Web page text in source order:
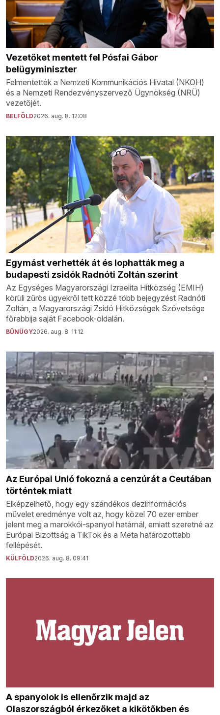
Vezetőket mentett fel Pósfai Gábor
belügyminiszter
Felmentették a Nemzeti Kommunikációs Hivatal (NKOH)
és a Nemzeti Rendezvényszervező Ügynökség (NRÜ)
vezetőjét.
BELFÖLD2026. aug. 8. 12:08
Egymást verhették át és lophatták meg a
budapesti zsidók Radnóti Zoltán szerint
Az Egységes Magyarországi Izraelita Hitközség (EMIH)
körüli zűrös ügyekről tett közzé több bejegyzést Radnóti
Zoltán, a Magyarországi Zsidó Hitközségek Szövetsége
főrabbija saját Facebook-oldalán.
BŰNÜGY2026. aug. 8. 11:12
Az Európai Unió fokozná a cenzúrát a Ceutában
történtek miatt
Elképzelhető, hogy egy szándékos dezinformációs
művelet eredménye volt az, hogy közel 70 ezer ember
jelent meg a marokkói-spanyol határnál, emiatt szeretné az
Európai Bizottság a TikTok és a Meta határozottabb
fellépését.
KÜLFÖLD2026. aug. 8. 09:41
A spanyolok is ellenőrzik majd az
Olaszországból érkezőket a kikötőkben és